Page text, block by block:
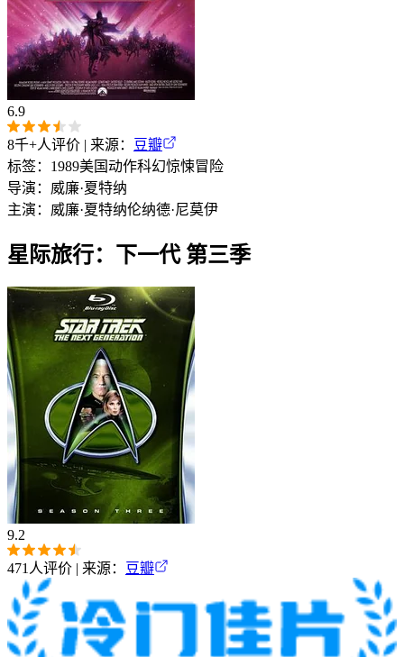
6.9
8千+人评价 | 来源：
豆瓣
标签： 1989美国动作科幻惊悚冒险
导演： 威廉·夏特纳
主演： 威廉·夏特纳伦纳德·尼莫伊
星际旅行：下一代 第三季
9.2
471 人评价 | 来源： 豆瓣